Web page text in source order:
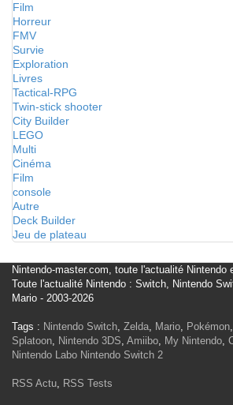
Film
Horreur
FMV
Survie
Exploration
Livres
Tactical-RPG
Twin-stick shooter
City Builder
LEGO
Multi
Cinéma
Film
console
Autre
Deck Builder
Jeu de plateau
Nintendo-master.com, toute l'actualité Nintendo
Toute l'actualité Nintendo : Switch, Nintendo
Mario - 2003-2026
Tags : Nintendo Switch, Zelda, Mario, Pokémon,
Splatoon, Nintendo 3DS, Amiibo, My Nintendo,
Nintendo Labo Nintendo Switch 2
RSS Actu, RSS Tests